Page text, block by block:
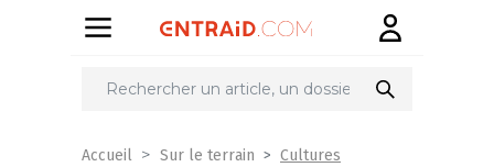
Partager
Accueil Sur le terrain Cultures